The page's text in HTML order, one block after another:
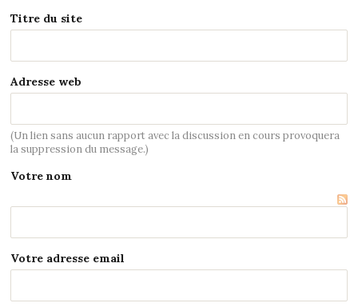
Titre du site
Adresse web
(Un lien sans aucun rapport avec la discussion en cours provoquera
la suppression du message.)
Votre nom
Votre adresse email